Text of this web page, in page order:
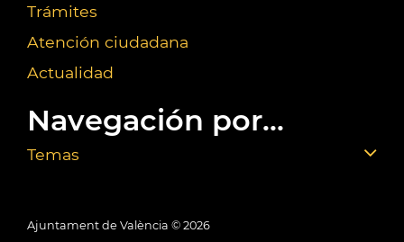
Trámites
Atención ciudadana
Actualidad
Navegación por...
Temas
Ajuntament de València © 2026